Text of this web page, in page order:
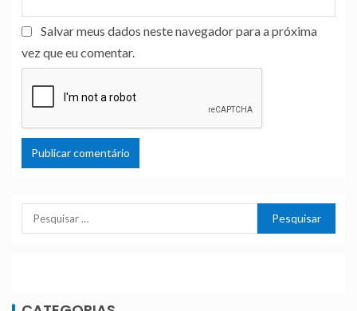
Salvar meus dados neste navegador para a próxima
vez que eu comentar.